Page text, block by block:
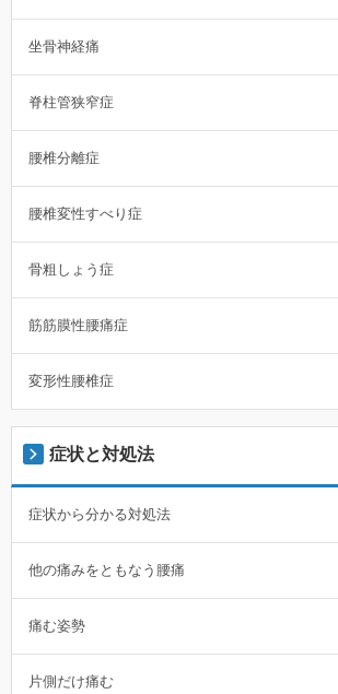
坐骨神経痛
脊柱管狭窄症
腰椎分離症
腰椎変性すべり症
骨粗しょう症
筋筋膜性腰痛症
変形性腰椎症
症状と対処法
症状から分かる対処法
他の痛みをともなう腰痛
痛む姿勢
片側だけ痛む